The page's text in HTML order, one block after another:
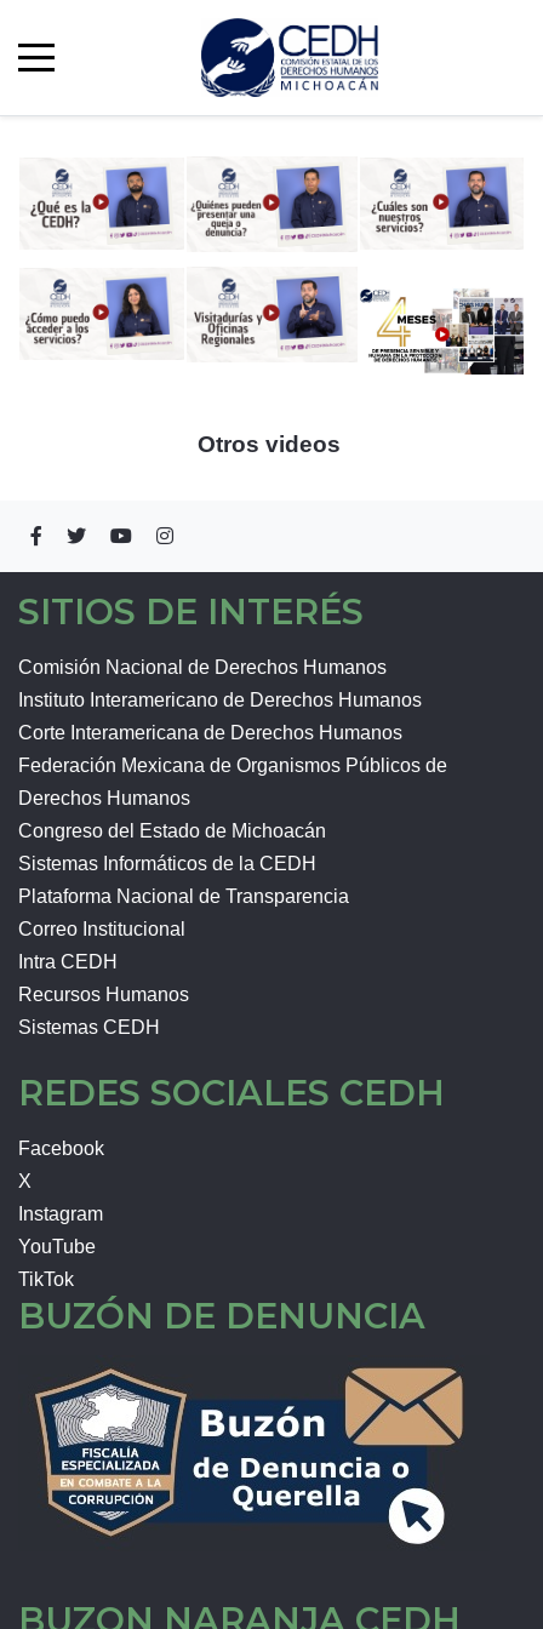
Otros videos
SITIOS DE INTERÉS
Comisión Nacional de Derechos Humanos
Instituto Interamericano de Derechos Humanos
Corte Interamericana de Derechos Humanos
Federación Mexicana de Organismos Públicos de
Derechos Humanos
Congreso del Estado de Michoacán
Sistemas Informáticos de la CEDH
Plataforma Nacional de Transparencia
Correo Institucional
Intra CEDH
Recursos Humanos
Sistemas CEDH
REDES SOCIALES CEDH
Facebook
X
Instagram
YouTube
TikTok
BUZÓN DE DENUNCIA
BUZON NARANJA CEDH